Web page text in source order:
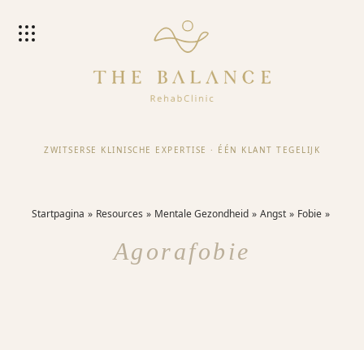
ZWITSERSE KLINISCHE EXPERTISE · ÉÉN KLANT TEGELIJK
Startpagina Resources Mentale Gezondheid Angst Fobie
Agorafobie